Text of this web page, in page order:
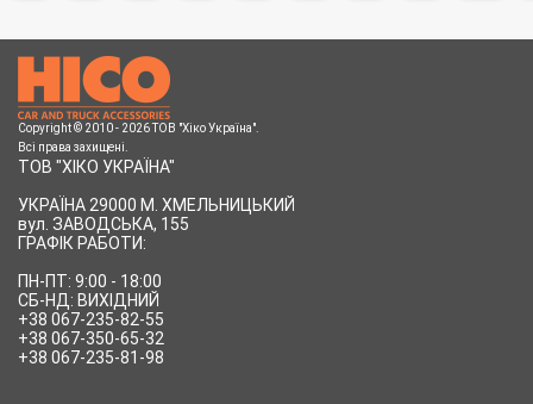
Copyright © 2010 - 2026 ТОВ "Хіко Україна".
Всі права захищені.
ТОВ "ХІКО УКРАЇНА"
УКРАЇНА 29000 М. ХМЕЛЬНИЦЬКИЙ
вул. ЗАВОДСЬКА, 155
ГРАФІК РАБОТИ:
ПН-ПТ: 9:00 - 18:00
СБ-НД: ВИХІДНИЙ
+38 067-235-82-55
+38 067-350-65-32
+38 067-235-81-98